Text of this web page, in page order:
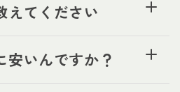
えてください
安いんですか？